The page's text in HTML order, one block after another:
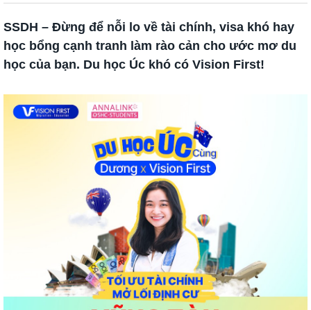
SSDH – Đừng để nỗi lo về tài chính, visa khó hay
học bổng cạnh tranh làm rào cản cho ước mơ du
học của bạn. Du học Úc khó có Vision First!